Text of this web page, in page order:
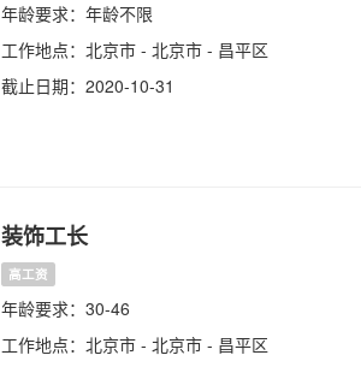
年龄要求：年龄不限
工作地点：北京市 - 北京市 - 昌平区
截止日期：2020-10-31
装饰工长
高工资
年龄要求：30-46
工作地点：北京市 - 北京市 - 昌平区